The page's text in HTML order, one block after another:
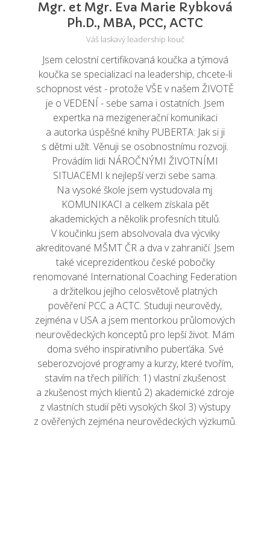
Mgr. et Mgr. Eva Marie Rybková
Ph.D., MBA, PCC, ACTC
Váš laskavý leadership kouč
Jsem celostní certifikovaná koučka a týmová
koučka se specializací na leadership, chcete-li
schopnost vést - protože VŠE v našem ŽIVOTĚ
je o VEDENÍ - sebe sama i ostatních. Jsem
expertka na mezigenerační komunikaci
a autorka úspěšné knihy PUBERTA: Jak si ji
s dětmi užít. Věnuji se osobnostnímu rozvoji.
Provádím lidi NÁROČNÝMI ŽIVOTNÍMI
SITUACEMI k nejlepší verzi sebe sama.
Na vysoké škole jsem vystudovala mj.
KOMUNIKACI a celkem získala pět
akademických a několik profesních titulů.
V koučinku jsem absolvovala dva výcviky
akreditované MŠMT ČR a dva v zahraničí. Jsem
také viceprezidentkou české pobočky
renomované International Coaching Federation
a držitelkou jejího celosvětově platných
pověření PCC a ACTC. Studuji neurovědy,
zejména v USA a jsem mentorkou průlomových
neurovědeckých konceptů pro lepší život. Mám
doma svého inspirativního puberťáka. Své
seberozvojové programy a kurzy, které tvořím,
stavím na třech pilířích: 1) vlastní zkušenost
a zkušenost mých klientů 2) akademické zdroje
z vlastních studií pěti vysokých škol 3) výstupy
z ověřených zejména neurovědeckých výzkumů.